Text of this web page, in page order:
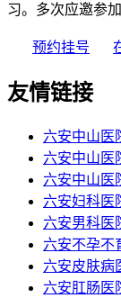
习。多次应邀参
预约挂号
友情链接
六安中山医
六安中山医
六安中山医
六安妇科医
六安男科医
六安不孕不
六安皮肤病
六安肛肠医